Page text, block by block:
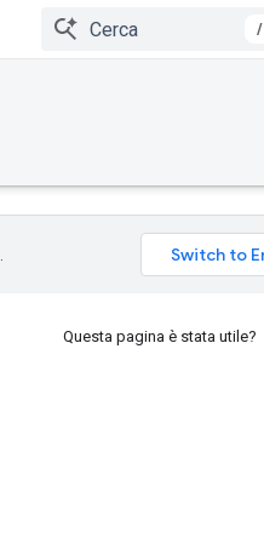
/
Questa pagina è stata utile?